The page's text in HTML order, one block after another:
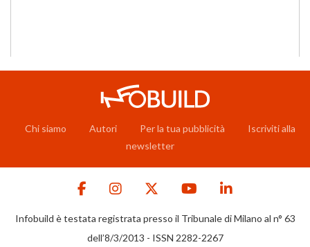
Chi siamo Autori Per la tua pubblicità
Iscriviti alla
newsletter
Infobuild è testata registrata presso il Tribunale di Milano al n° 63
dell’8/3/2013 - ISSN 2282-2267